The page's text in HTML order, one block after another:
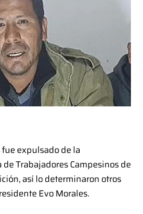
expulsado de la
Trabajadores Campesinos de
así lo determinaron otros
Evo Morales.